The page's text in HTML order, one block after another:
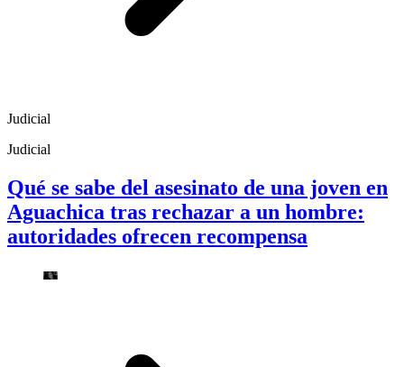
Judicial
Judicial
Qué se sabe del asesinato de una joven en
Aguachica tras rechazar a un hombre:
autoridades ofrecen recompensa